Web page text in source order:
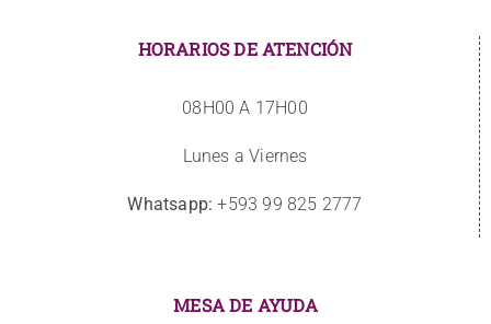
HORARIOS DE ATENCIÓN
08H00 A 17H00
Lunes a Viernes
Whatsapp: +593 99 825 2777
MESA DE AYUDA